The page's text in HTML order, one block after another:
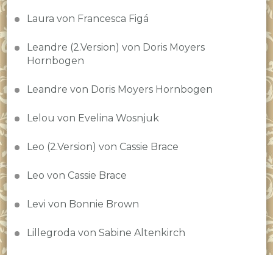
Laura von Francesca Figá
Leandre (2.Version) von Doris Moyers
Hornbogen
Leandre von Doris Moyers Hornbogen
Lelou von Evelina Wosnjuk
Leo (2.Version) von Cassie Brace
Leo von Cassie Brace
Levi von Bonnie Brown
Lillegroda von Sabine Altenkirch